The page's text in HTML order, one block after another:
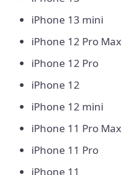
iPhone 13 mini
iPhone 12 Pro Max
iPhone 12 Pro
iPhone 12
iPhone 12 mini
iPhone 11 Pro Max
iPhone 11 Pro
iPhone 11